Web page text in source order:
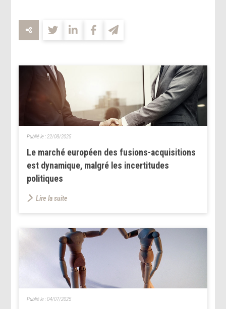
Le marché européen des fusions-acquisitions
est dynamique, malgré les incertitudes
politiques
Publié le :22/08/2025
Lire la suite
Publié le :04/07/2025